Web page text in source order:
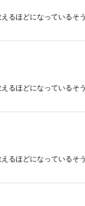
ほどになっている
ほどになっている
ほどになっている